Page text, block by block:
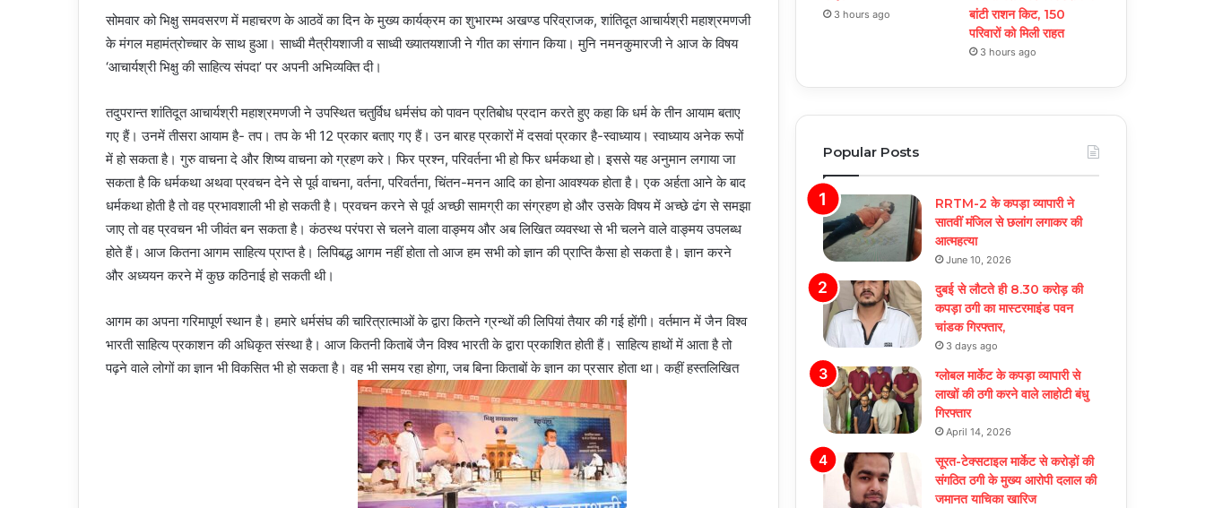
सोमवार को भिक्षु समवसरण में महाचरण के आठवें का दिन के मुख्य कार्यक्रम का शुभारम्भ अखण्ड परिव्राजक, शांतिदूत आचार्यश्री महाश्रमणजी
के मंगल महामंत्रोच्चार के साथ हुआ। साध्वी मैत्रीयशाजी व साध्वी ख्यातयशाजी ने गीत का संगान किया। मुनि नमनकुमारजी ने आज के विषय
‘आचार्यश्री भिक्षु की साहित्य संपदा’ पर अपनी अभिव्यक्ति दी।
तदुपरान्त शांतिदूत आचार्यश्री महाश्रमणजी ने उपस्थित चतुर्विध धर्मसंघ को पावन प्रतिबोध प्रदान करते हुए कहा कि धर्म के तीन आयाम बताए
गए हैं। उनमें तीसरा आयाम है- तप। तप के भी 12 प्रकार बताए गए हैं। उन बारह प्रकारों में दसवां प्रकार है-स्वाध्याय। स्वाध्याय अनेक रूपों
में हो सकता है। गुरु वाचना दे और शिष्य वाचना को ग्रहण करे। फिर प्रश्न, परिवर्तना भी हो फिर धर्मकथा हो। इससे यह अनुमान लगाया जा
सकता है कि धर्मकथा अथवा प्रवचन देने से पूर्व वाचना, वर्तना, परिवर्तना, चिंतन-मनन आदि का होना आवश्यक होता है। एक अर्हता आने के बाद
धर्मकथा होती है तो वह प्रभावशाली भी हो सकती है। प्रवचन करने से पूर्व अच्छी सामग्री का संग्रहण हो और उसके विषय में अच्छे ढंग से समझा
जाए तो वह प्रवचन भी जीवंत बन सकता है। कंठस्थ परंपरा से चलने वाला वाङ्मय और अब लिखित व्यवस्था से भी चलने वाले वाङ्मय उपलब्ध
होते हैं। आज कितना आगम साहित्य प्राप्त है। लिपिबद्ध आगम नहीं होता तो आज हम सभी को ज्ञान की प्राप्ति कैसा हो सकता है। ज्ञान करने
और अध्ययन करने में कुछ कठिनाई हो सकती थी।
आगम का अपना गरिमापूर्ण स्थान है। हमारे धर्मसंघ की चारित्रात्माओं के द्वारा कितने ग्रन्थों की लिपियां तैयार की गई होंगी। वर्तमान में जैन विश्व
भारती साहित्य प्रकाशन की अधिकृत संस्था है। आज कितनी किताबें जैन विश्व भारती के द्वारा प्रकाशित होती हैं। साहित्य हाथों में आता है तो
पढ़ने वाले लोगों का ज्ञान भी विकसित भी हो सकता है। वह भी समय रहा होगा, जब बिना किताबों के ज्ञान का प्रसार होता था। कहीं हस्तलिखित
3 hours ago
बांटी राशन किट, 150
परिवारों को मिली राहत
3 hours ago
Popular Posts
RRTM-2 के कपड़ा व्यापारी ने
सातवीं मंजिल से छलांग लगाकर की
आत्महत्या
June 10, 2026
दुबई से लौटते ही 8.30 करोड़ की
कपड़ा ठगी का मास्टरमाइंड पवन
चांडक गिरफ्तार,
3 days ago
ग्लोबल मार्केट के कपड़ा व्यापारी से
लाखों की ठगी करने वाले लाहोटी बंधु
गिरफ्तार
April 14, 2026
सूरत-टेक्सटाइल मार्केट से करोड़ों की
संगठित ठगी के मुख्य आरोपी दलाल की
जमानत याचिका खारिज